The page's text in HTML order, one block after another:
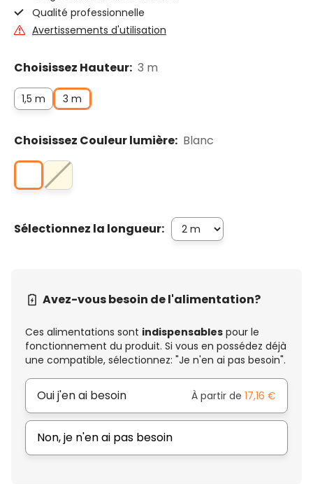
Qualité professionnelle
Avertissements d'utilisation
Choisissez Hauteur: 3 m
1,5 m 3 m
Choisissez Couleur lumière: Blanc
Sélectionnez la longueur:
Avez-vous besoin de l'alimentation?
Ces alimentations sont indispensables pour le
fonctionnement du produit. Si vous en possédez déjà
une compatible, sélectionnez: "Je n'en ai pas besoin".
Oui j'en ai besoin À partir de 17,16 €
Non, je n'en ai pas besoin